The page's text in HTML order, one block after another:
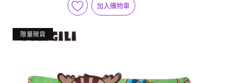
加入購物車
限量現貨